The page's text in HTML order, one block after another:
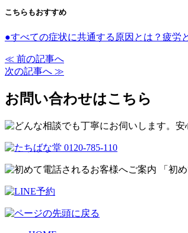
こちらもおすすめ
●すべての症状に共通する原因とは？疲労
≪ 前の記事へ
次の記事へ ≫
お問い合わせはこちら